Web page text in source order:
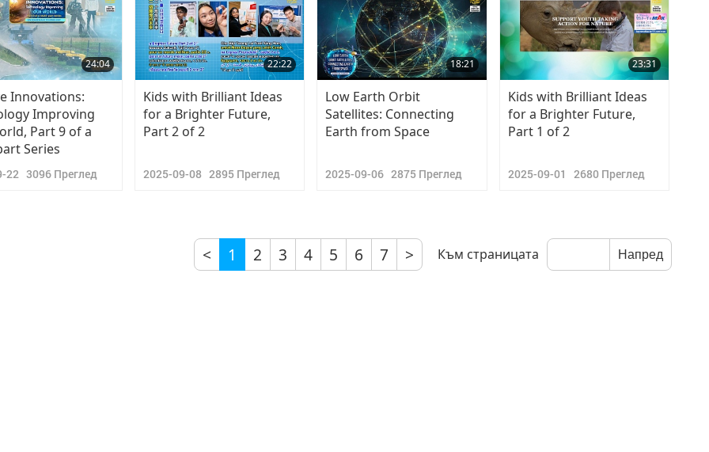
24:04
Innovations:
Improving
Part 9 of a
Series
22 3096 Преглед
22:22
Kids with Brilliant Ideas
for a Brighter Future,
Part 2 of 2
2025-09-08 2895 Преглед
18:21
Low Earth Orbit
Satellites: Connecting
Earth from Space
2025-09-06 2875 Преглед
23:31
Kids with Brilliant Ideas
for a Brighter Future,
Part 1 of 2
2025-09-01 2680Преглед
< 1 2 3 4 5 6 7 > Към страницата Напред